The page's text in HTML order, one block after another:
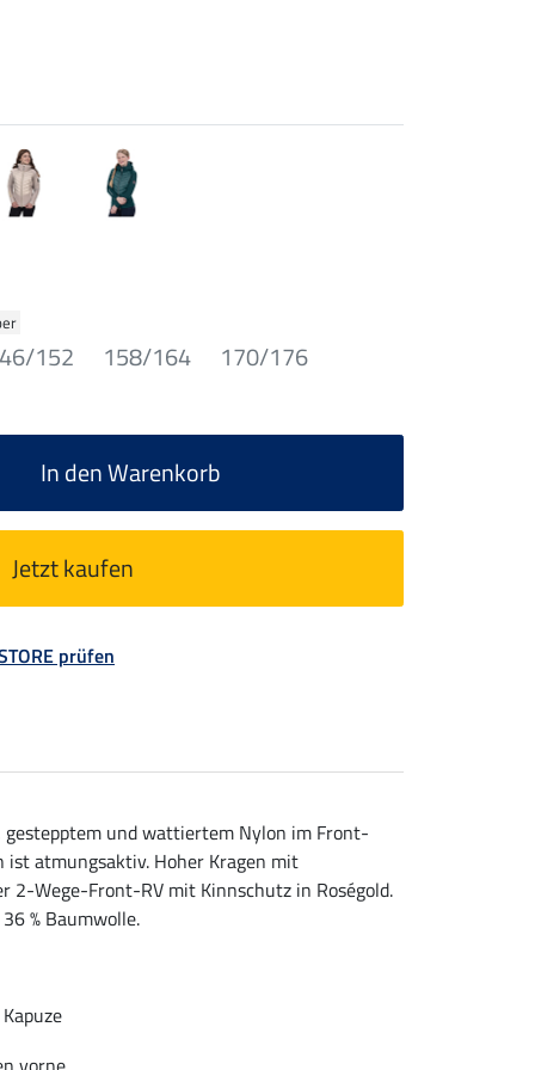
152 158/164 170/176
In den Warenkorb
Jetzt kaufen
prüfen
und wattiertem Nylon im Front-
ist atmungsaktiv. Hoher Kragen mit
2-Wege-Front-RV mit Kinnschutz in Roségold.
% Baumwolle.